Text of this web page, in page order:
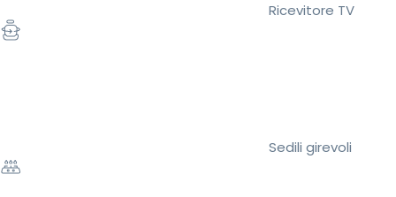
Ricevitore TV
Sedili girevoli